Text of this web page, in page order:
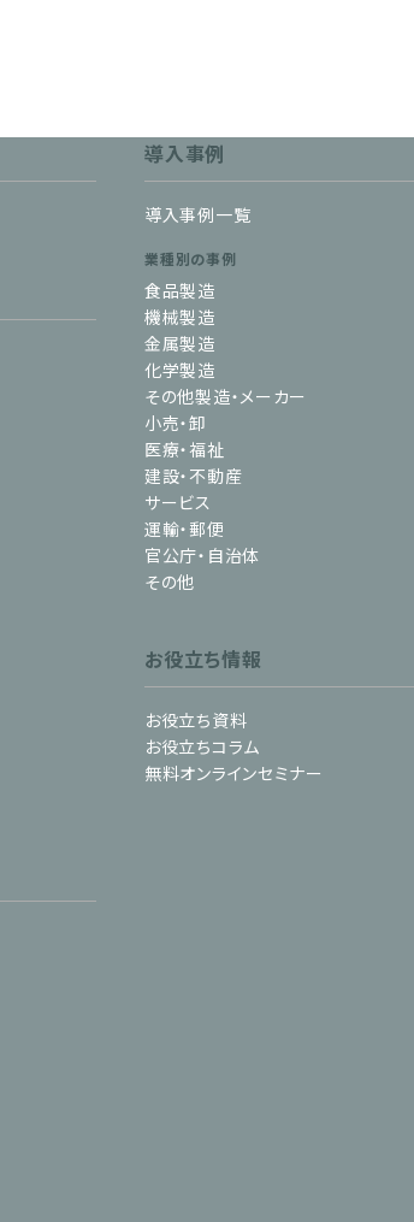
導入事例
導入事例一覧
業種別の事例
食品製造
機械製造
金属製造
化学製造
その他製造・メーカー
小売・卸
医療・福祉
建設・不動産
サービス
運輸・郵便
官公庁・自治体
その他
お役立ち情報
お役立ち資料
お役立ちコラム
無料オンラインセミナー